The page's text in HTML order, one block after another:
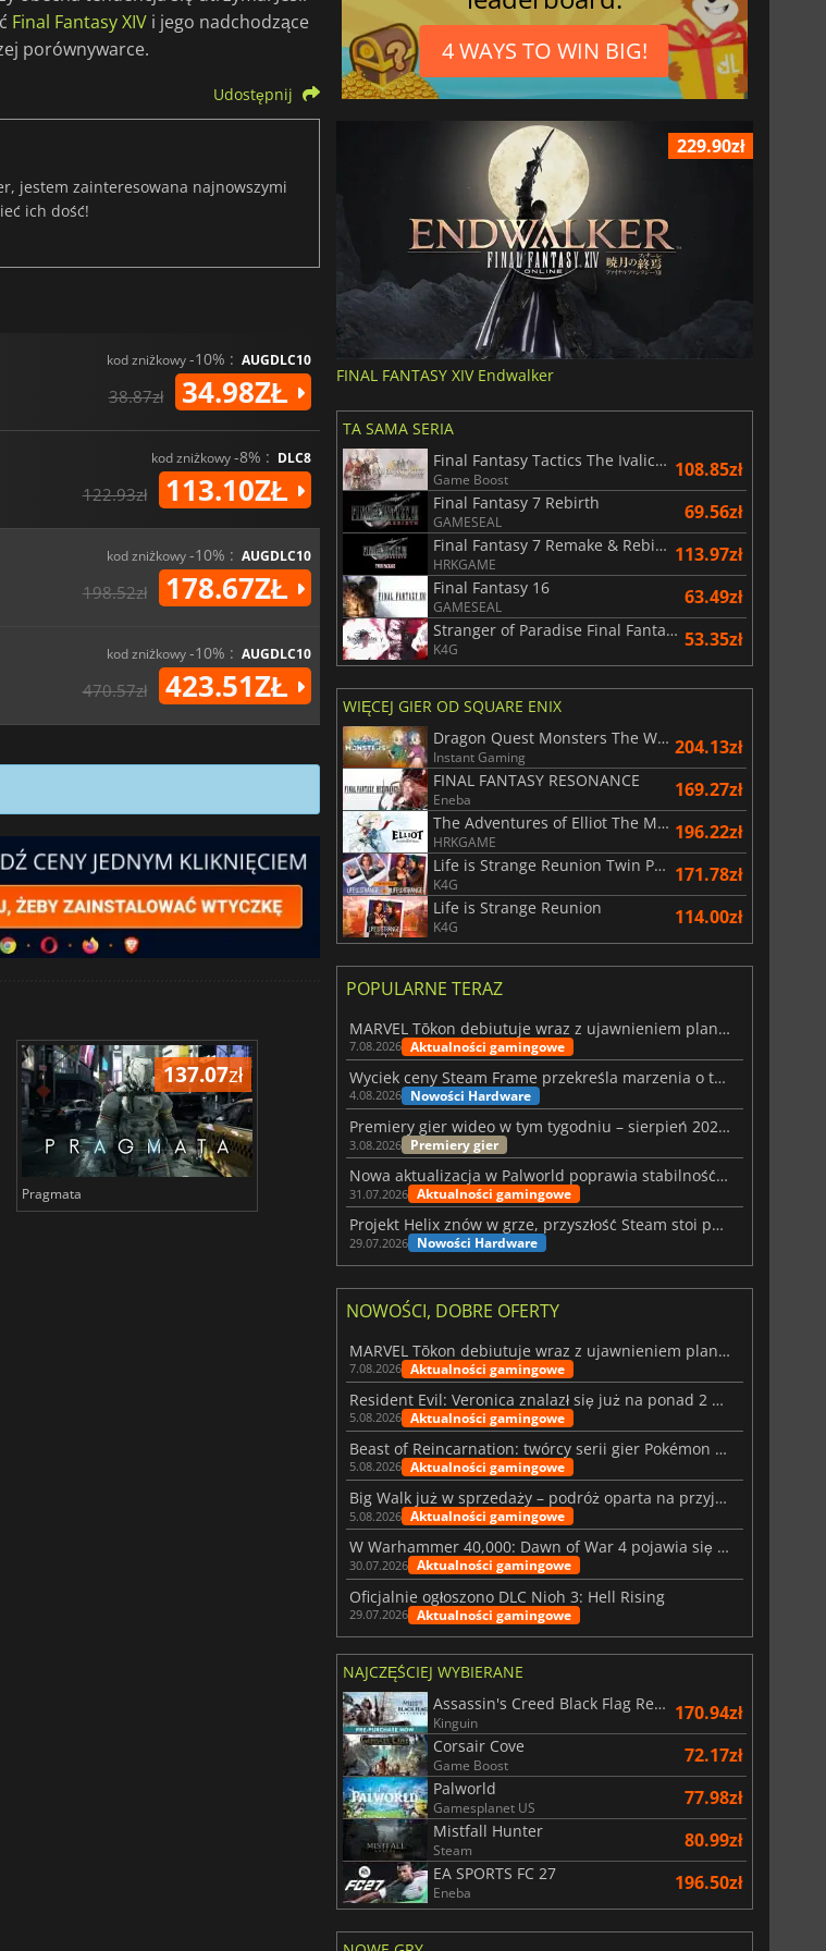
Final Fantasy XIV i jego nadchodzące
porównywarce.
Udostępnij
jestem zainteresowana najnowszymi
ich dość!
kod zniżkowy-10% : AUGDLC10
38.87zł 34.98ZŁ
kod zniżkowy-8% : DLC8
122.93zł 113.10ZŁ
kod zniżkowy-10% : AUGDLC10
198.52zł 178.67ZŁ
kod zniżkowy-10% : AUGDLC10
470.57zł 423.51ZŁ
137.07zł
Pragmata
28.99zł
Total War WARHAMMER 3
66.49
Lies Of P
4 WAYS TO WIN BIG!
229.90zł
FINAL FANTASY XIV Endwalker
TA SAMA SERIA
Final Fantasy Tactics The Ivalice Chronicles
Game Boost 108.85zł
Final Fantasy 7 Rebirth
GAMESEAL 69.56zł
Final Fantasy 7 Remake & Rebirth Twin Pack
HRKGAME 113.97zł
Final Fantasy 16
GAMESEAL 63.49zł
Stranger of Paradise Final Fantasy Origin
K4G 53.35zł
WIĘCEJ GIER OD SQUARE ENIX
Dragon Quest Monsters The Withered World
Instant Gaming 204.13zł
FINAL FANTASY RESONANCE
Eneba 169.27zł
The Adventures of Elliot The Millennium Tales
HRKGAME 196.22zł
Life is Strange Reunion Twin Pack
K4G 171.78zł
Life is Strange Reunion
K4G 114.00zł
POPULARNE TERAZ
MARVEL Tōkon debiutuje wraz z ujawnieniem planu rozwoju na pierwszy rok
7.08.2026 Aktualności gamingowe
Wyciek ceny Steam Frame przekreśla marzenia o tanim zestawie VR
4.08.2026 Nowości Hardware
Premiery gier wideo w tym tygodniu – sierpień 2026 r. (32. tydzień)
3.08.2026 Premiery gier
Nowa aktualizacja w Palworld poprawia stabilność Sunreach i walk z bossami
31.07.2026 Aktualności gamingowe
Projekt Helix znów w grze, przyszłość Steam stoi pod znakiem zapytania
29.07.2026 Nowości Hardware
NOWOŚCI, DOBRE OFERTY
MARVEL Tōkon debiutuje wraz z ujawnieniem planu rozwoju na pierwszy rok
7.08.2026 Aktualności gamingowe
Resident Evil: Veronica znalazł się już na ponad 2 milionach list życzeń
5.08.2026 Aktualności gamingowe
Beast of Reincarnation: twórcy serii gier Pokémon wkraczają na nową ścieżkę
5.08.2026 Aktualności gamingowe
Big Walk już w sprzedaży – podróż oparta na przyjaźni
5.08.2026 Aktualności gamingowe
W Warhammer 40,000: Dawn of War 4 pojawia się frakcja Nekronów
30.07.2026 Aktualności gamingowe
Oficjalnie ogłoszono DLC Nioh 3: Hell Rising
29.07.2026 Aktualności gamingowe
NAJCZĘŚCIEJ WYBIERANE
Assassin's Creed Black Flag Resynced
Kinguin 170.94zł
Corsair Cove
Game Boost 72.17zł
Palworld
Gamesplanet US 77.98zł
Mistfall Hunter
Steam 80.99zł
EA SPORTS FC 27
Eneba 196.50zł